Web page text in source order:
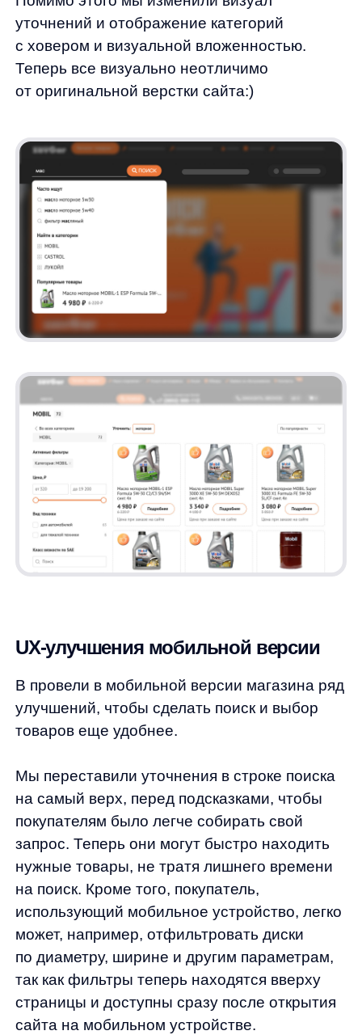
В провели в мобильной версии магазина ряд
улучшений, чтобы сделать поиск и выбор
товаров еще удобнее.
Мы переставили уточнения в строке поиска
запрос. Теперь они могут быстро находить
нужные товары, не тратя лишнего времени
на поиск. Кроме того, покупатель,
использующий мобильное устройство, легко
может, например, отфильтровать диски
по диаметру, ширине и другим параметрам,
так как фильтры теперь находятся вверху
страницы и доступны сразу после открытия
сайта на мобильном устройстве.
Для улучшения навигации мы также
эффективно находить нужные товары
мы стандартизировали цвет истории
запросов и убрали заголовки подсказок,
чтобы освободить больше места на экране
Такие изменения позволили сделать
мобильную версию нашего магазина более
удобной и интуитивно понятной для всех
наших клиентов, делая процесс поиска
и покупки еще более приятным
и эффективным.
UX-улучшения мобильной версии